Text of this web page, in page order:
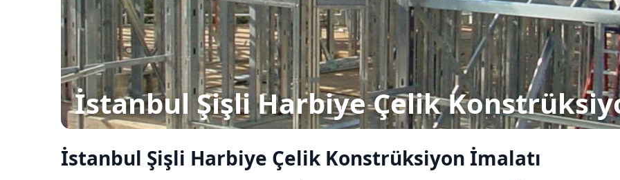
İstanbul Şişli Harbiye Çelik
İstanbul Şişli Harbiye Çelik Konstrüksiyon İmalatı